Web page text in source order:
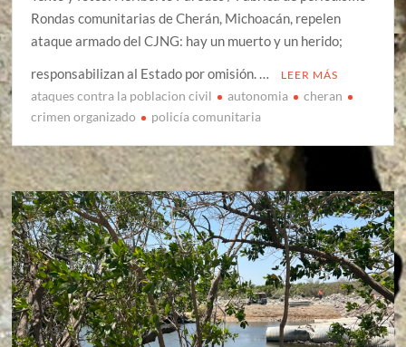
Rondas comunitarias de Cherán, Michoacán, repelen
ataque armado del CJNG: hay un muerto y un herido;
responsabilizan al Estado por omisión. …
LEER MÁS
ataques contra la poblacion civil autonomia
cheran
crimen organizado
policía comunitaria